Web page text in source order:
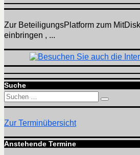
Zur BeteiligungsPlatform zum
einbringen , ...
Suche
Suchen
nach:
Suchen
Zur Terminübersicht
Anstehende Termine